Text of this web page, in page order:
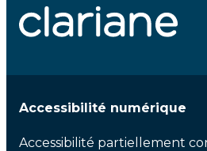
Accessibilité numérique
Accessibilité partiellement